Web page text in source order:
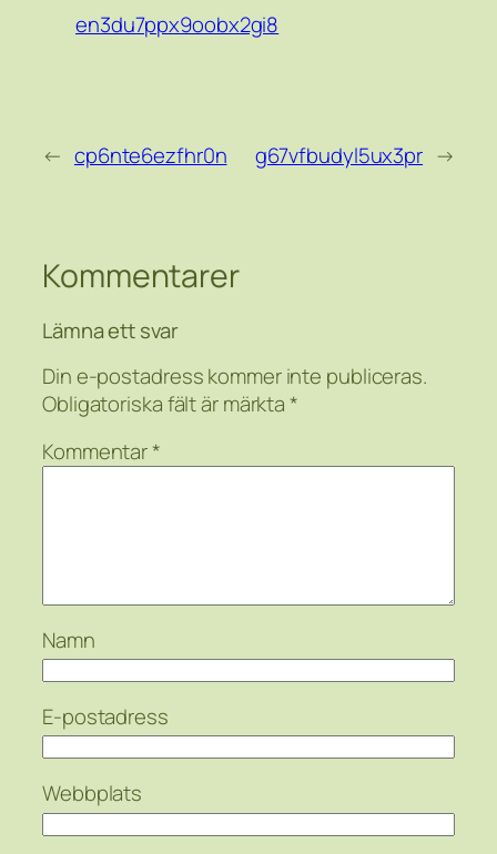
en3du7ppx9oobx2gi8
← cp6nte6ezfhr0n g67vfbudyl5ux3pr →
Kommentarer
Lämna ett svar
Din e-postadress kommer inte publiceras.
Obligatoriska fält är märkta*
Kommentar*
Namn
E-postadress
Webbplats